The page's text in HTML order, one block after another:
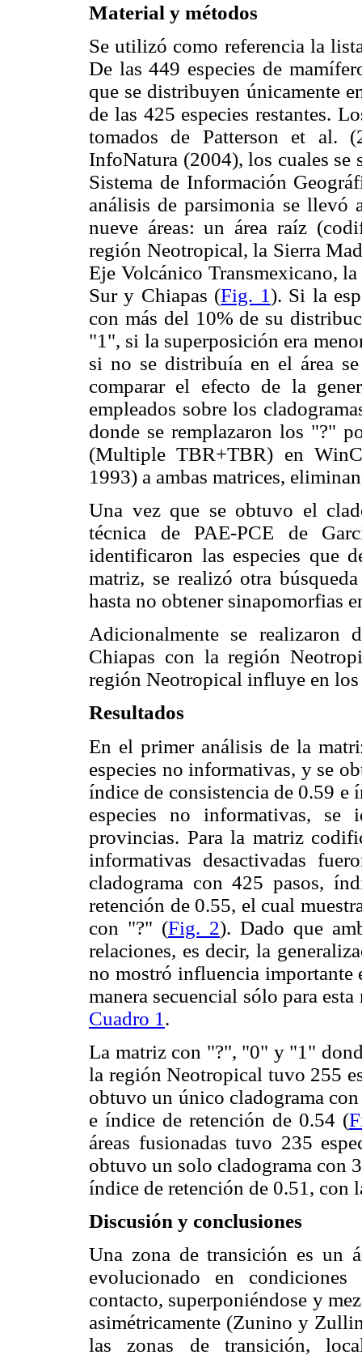
Material y métodos
Se utilizó como referencia la
De las 449 especies de
que se distribuyen únicamente
de las 425 especies restantes.
tomados de Patterson et al.
InfoNatura (2004), los cuales se
Sistema de Información
análisis de parsimonia se llevó
nueve áreas: un área raíz
región Neotropical, la Sierra
Eje Volcánico Transmexicano,
Sur y Chiapas (Fig. 1). Si la
con más del 10% de su
"1", si la superposición era
si no se distribuía en el área
comparar el efecto de la
empleados sobre los
donde se remplazaron los "?"
(Multiple TBR+TBR) en
1993) a ambas matrices,
Una vez que se obtuvo el
técnica de PAE-PCE de
identificaron las especies que
matriz, se realizó otra
hasta no obtener sinapomorfias
Adicionalmente se realizaron
Chiapas con la región
región Neotropical influye en los
Resultados
En el primer análisis de la
especies no informativas, y se
índice de consistencia de 0.59 e
especies no informativas, se
provincias. Para la matriz
informativas desactivadas
cladograma con 425 pasos,
retención de 0.55, el cual
con "?" (Fig. 2). Dado que
relaciones, es decir, la
no mostró influencia importante
manera secuencial sólo para
Cuadro 1 .
La matriz con "?", "0" y "1"
la región Neotropical tuvo 255
obtuvo un único cladograma
e índice de retención de 0.54 (
áreas fusionadas tuvo 235
obtuvo un solo cladograma con
índice de retención de 0.51, con
Discusión y conclusiones
Una zona de transición es un
evolucionado en
contacto, superponiéndose y
asimétricamente (Zunino y
las zonas de transición,